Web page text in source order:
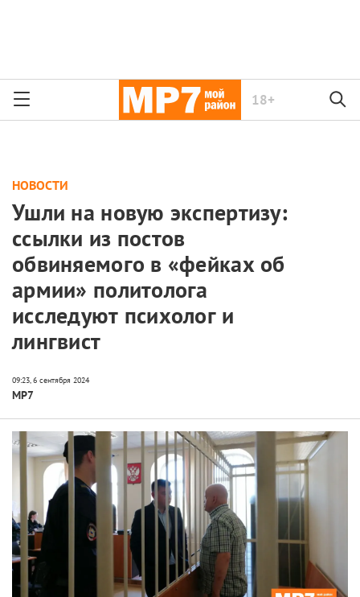
18+
НОВОСТИ
Ушли на новую экспертизу:
ссылки из постов
обвиняемого в «фейках об
армии» политолога
исследуют психолог и
лингвист
МР7